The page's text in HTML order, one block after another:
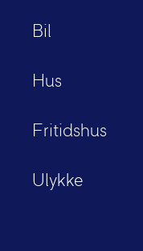
Bil
Hus
Fritidshus
Ulykke